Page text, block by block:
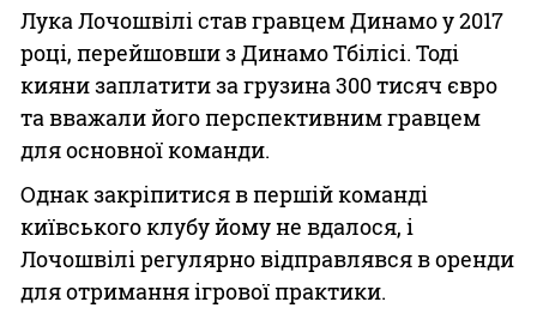
Лука Лочошвілі став гравцем Динамо у 2017
році, перейшовши з Динамо Тбілісі. Тоді
кияни заплатити за грузина 300 тисяч євро
та вважали його перспективним гравцем
для основної команди.
Однак закріпитися в першій команді
київського клубу йому не вдалося, і
Лочошвілі регулярно відправлявся в оренди
для отримання ігрової практики.